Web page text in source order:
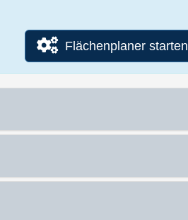
Flächenplaner starten